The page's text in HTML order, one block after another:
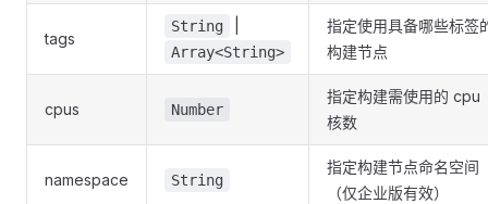
tags
String
Array<String>
指定使用具备哪些标签
构建节点
cpus Number
指定构建需使用的 cpu
核数
namespace String
指定构建节点命名空间
（仅企业版有效）